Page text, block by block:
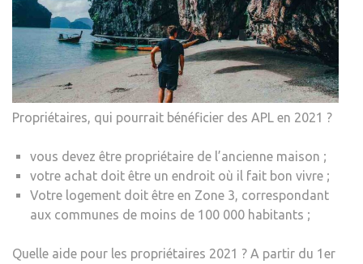
Propriétaires, qui pourrait bénéficier des APL en 2021 ?
vous devez être propriétaire de l’ancienne maison ;
votre achat doit être un endroit où il fait bon vivre ;
Votre logement doit être en Zone 3, correspondant
aux communes de moins de 100 000 habitants ;
Quelle aide pour les propriétaires 2021 ? A partir du 1er